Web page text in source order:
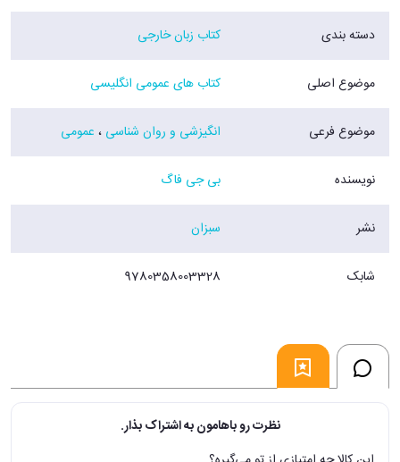
دسته بندی کتاب زبان خارجی
موضوع اصلی کتاب های عمومی انگلیسی
موضوع فرعی انگیزشی و روان شناسی ، عمومی
نویسنده بی جی فاگ
نشر سبزان
شابک 9780358003328
نظرت رو باهامون به اشتراک بذار.